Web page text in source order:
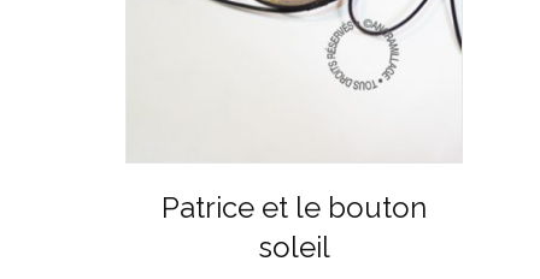
Patrice et le bouton
soleil